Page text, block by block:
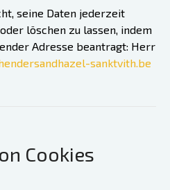
seine Daten jederzeit
löschen zu lassen, indem
Adresse beantragt: Herr
sanktvith.be
Cookies